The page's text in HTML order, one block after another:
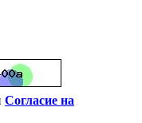
Согласие на